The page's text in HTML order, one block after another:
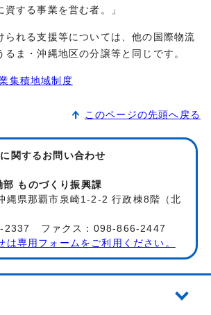
する事業を営む者。」
られる支援等については、他の国際物流
ま・沖縄地区の分譲等と同じです。
集積地域制度
このページの先頭へ戻る
関する お問い合わせ
ものづくり振興課
県那覇市泉崎1-2-2 行政棟8階（北
2337 ファクス：098-866-2447
は専用フォームをご利用ください。